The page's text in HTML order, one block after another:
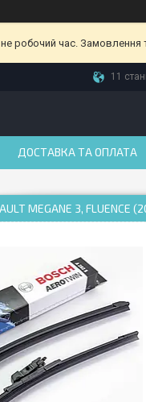
не робочий час.
11
ДОСТАВКА ТА ОПЛАТА
MEGANE 3, FLUENCE